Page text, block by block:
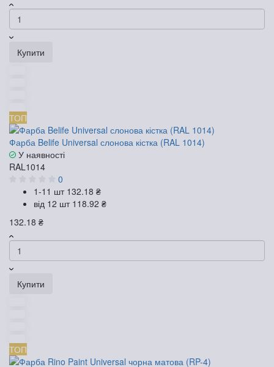
Купити
ТОП
Фарба Belife Universal слонова кістка (RAL 1014)
У наявності
RAL1014
0
1-11 шт 132.18 ₴
від 12 шт 118.92 ₴
132.18 ₴
Купити
ТОП